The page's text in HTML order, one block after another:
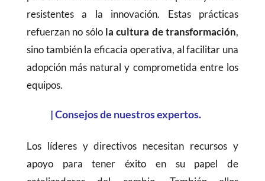
resistentes a la innovación. Estas prácticas
refuerzan no sólo la cultura de transformación,
sino también la eficacia operativa, al facilitar una
adopción más natural y comprometida entre los
equipos.
|Consejos de nuestros expertos.
Los líderes y directivos necesitan recursos y
apoyo para tener éxito en su papel de